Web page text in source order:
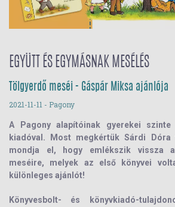
EGYÜTT ÉS EGYMÁSNAK MESÉLÉS
Tölgyerdő meséi - Gáspár Miksa ajánlója
2021-11-11 - Pagony
A Pagony alapítóinak gyerekei
kiadóval. Most megkértük Sárdi Dóra
mondja el, hogy emlékszik vissza
meséire, melyek az első könyvei
különleges ajánlót!
Könyvesbolt- és könyvkiadó-